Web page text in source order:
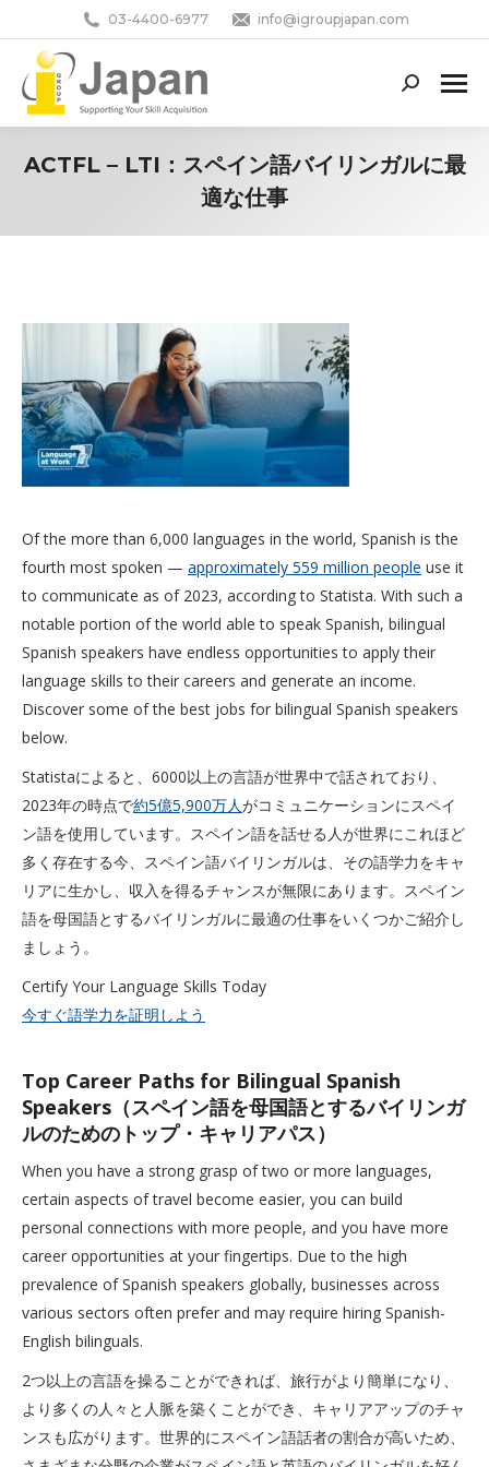
03-4400-6977 info@igroupjapan.com
Search:
ACTFL – LTI：スペイン語バイリンガルに最
適な仕事
Of the more than 6,000 languages in the world, Spanish is the
fourth most spoken — approximately 559 million people use it
to communicate as of 2023, according to Statista. With such a
notable portion of the world able to speak Spanish, bilingual
Spanish speakers have endless opportunities to apply their
language skills to their careers and generate an income.
Discover some of the best jobs for bilingual Spanish speakers
below.
Statistaによると、6000以上の言語が世界中で話されており、
2023年の時点で約5億5,900万人がコミュニケーションにスペイ
ン語を使用しています。スペイン語を話せる人が世界にこれほど
多く存在する今、スペイン語バイリンガルは、その語学力をキャ
リアに生かし、収入を得るチャンスが無限にあります。スペイン
語を母国語とするバイリンガルに最適の仕事をいくつかご紹介し
ましょう。
Certify Your Language Skills Today
今すぐ語学力を証明しよう
Top Career Paths for Bilingual Spanish
Speakers（スペイン語を母国語とするバイリンガ
ルのためのトップ・キャリアパス）
When you have a strong grasp of two or more languages,
certain aspects of travel become easier, you can build
personal connections with more people, and you have more
career opportunities at your fingertips. Due to the high
prevalence of Spanish speakers globally, businesses across
various sectors often prefer and may require hiring Spanish-
English bilinguals.
2つ以上の言語を操ることができれば、旅行がより簡単になり、
より多くの人々と人脈を築くことができ、キャリアアップのチャ
ンスも広がります。世界的にスペイン語話者の割合が高いため、